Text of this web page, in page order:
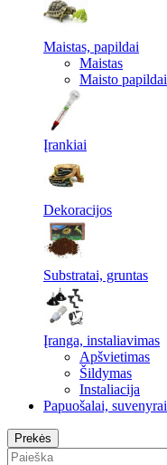
Maistas, papildai
Maistas
Maisto papildai
Įrankiai
Dekoracijos
Substratai, gruntas
Įranga, instaliavimas
Apšvietimas
Šildymas
Instaliacija
Papuošalai, suvenyrai
Prekės